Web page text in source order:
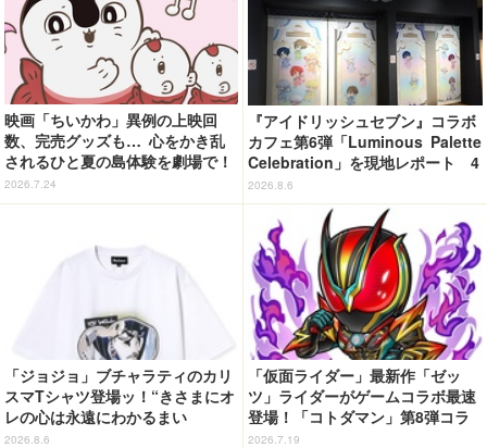
映画「ちいかわ」異例の上映回
数、完売グッズも… 心をかき乱
されるひと夏の島体験を劇場で！
【ネタバレなし初日レポ】
2026.7.24
『アイドリッシュセブン』コラボ
カフェ第6弾「Luminous Palette
Celebration」を現地レポート 4
グループの世界観を落とし込んだ
オリジナルフード＆ドリンクに注
目♪
2026.8.6
「ジョジョ」ブチャラティのカリ
スマTシャツ登場ッ！“きさまにオ
レの心は永遠にわかるまい
ッ！”や感動のクライマックスを
2026.8.6
「仮面ライダー」最新作「ゼッ
ツ」ライダーがゲームコラボ最速
登場！「コトダマン」第8弾コラ
ボ開催
2026.7.19